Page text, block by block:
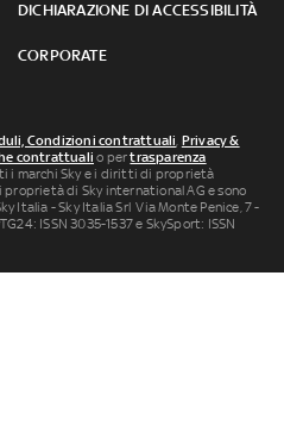
DICHIARAZIONE DI ACCESSIBILITÀ
CORPORATE
Condizioni contrattuali, Privacy &
contrattuali o pertrasparenza
i marchi Sky e i diritti di proprietà
di Sky international AG e sono
Italia - Sky Italia Srl Via Monte Penice, 7 -
ISSN 3035-1537 e SkySport: ISSN